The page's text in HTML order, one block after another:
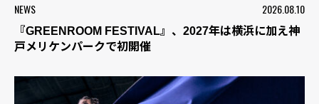
NEWS 2026.08.10
『GREENROOM FESTIVAL』、2027年は横浜に加え神
戸メリケンパークで初開催